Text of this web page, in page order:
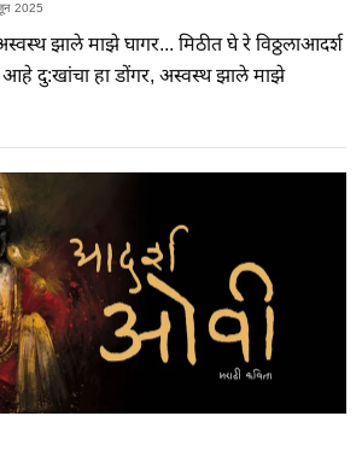
2025
झाले माझे घागर... मिठीत घे रे विठ्ठलाआदर्श
आहे दु:खांचा हा डोंगर, अस्वस्थ झाले माझे